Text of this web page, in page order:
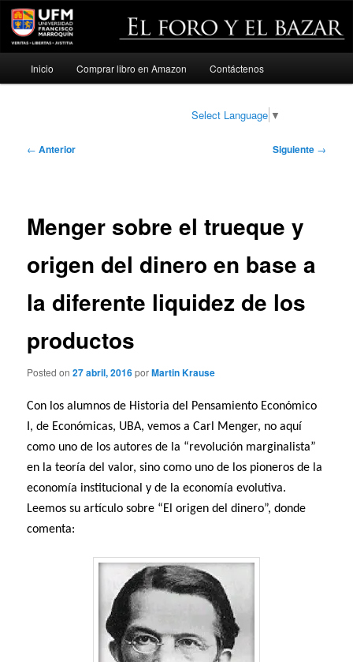
Ir
Inicio Comprar libro en Amazon Contáctenos
Select Language ▼
Navegación
← Anterior Siguiente →
Menger sobre el trueque y
origen del dinero en base a
la diferente liquidez de los
productos
Posted on27 abril, 2016porMartin Krause
Con los alumnos de Historia del Pensamiento Económico
I, de Económicas, UBA, vemos a Carl Menger, no aquí
como uno de los autores de la “revolución marginalista”
en la teoría del valor, sino como uno de los pioneros de la
economía institucional y de la economía evolutiva.
Leemos su artículo sobre “El origen del dinero”, donde
comenta: